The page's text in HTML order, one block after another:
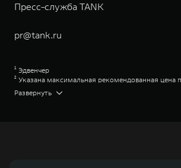
Пресс-служба TANK
pr@tank.ru
¹ Эдвенчер
² Указана максимальная рекомендованная
³ Премиум
⁴ Указана максимальная рекомендованная
Развернуть